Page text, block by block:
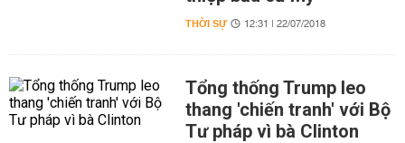
THỜI SỰ 12:31 | 22/07/2018
Tổng thống Trump leo
thang 'chiến tranh' với Bộ
Tư pháp vì bà Clinton